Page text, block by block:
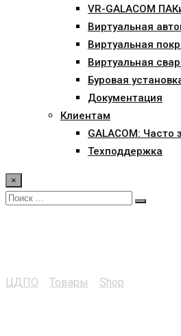
VR-GALACOM
Виртуальная
Виртуальная
Виртуальная
Буровая
Документация
Клиентам
GALACOM:
Техподдержка
×
ЦДПО Товары Shop